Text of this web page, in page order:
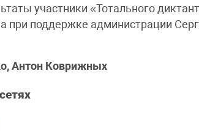
участники «Тотального
при поддержке администрации
Антон Коврижных